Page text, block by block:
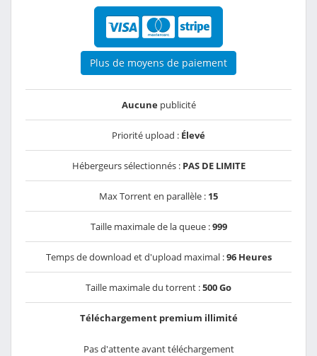
Plus de moyens de paiement
Aucunepublicité
Priorité upload : Élevé
Hébergeurs sélectionnés : PAS DE LIMITE
Max Torrent en parallèle : 15
Taille maximale de la queue :999
Temps de download et d'upload maximal :96 Heures
Taille maximale du torrent :500 Go
Téléchargement premium illimité
Pas d'attente avant téléchargement